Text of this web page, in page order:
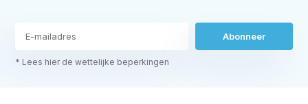
Abonneer
* Lees hier de wettelijke beperkingen